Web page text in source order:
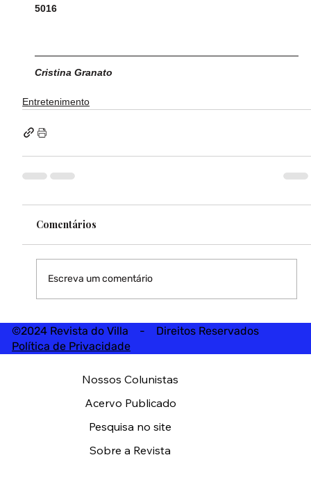
5016
Cristina Granato
Entretenimento
Comentários
Escreva um comentário
©2024 Revista do Villa - Direitos Reservados
Política de Privacidade
Nossos Colunistas
Acervo Publicado
Pesquisa no site
Sobre a Revista